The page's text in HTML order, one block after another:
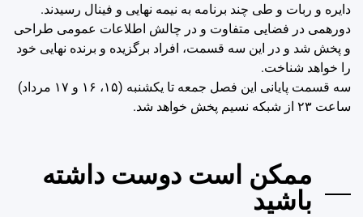
دایره و ربات و طی چند برنامه به نیمه نهایی و فینال رسیدند.
دورهمی در فضایی متفاوت و در چالش اطلاعات عمومی طراحی
و پخش شد و در این سه قسمت، افراد برگزیده و برنده نهایی خود
را خواهد شناخت.
سه قسمت پایانی این فصل جمعه تا یکشنبه (۱۵، ۱۶ و ۱۷ مرداد)
ساعت ٢٣ از شبکه نسیم پخش خواهد شد.
ممکن است دوست داشته
باشید